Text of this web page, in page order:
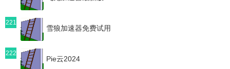
221
雪狼加速器免费试用
222
Pie云2024